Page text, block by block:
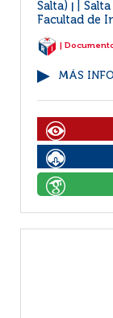
Salta)
Facultad de
|
MÁS